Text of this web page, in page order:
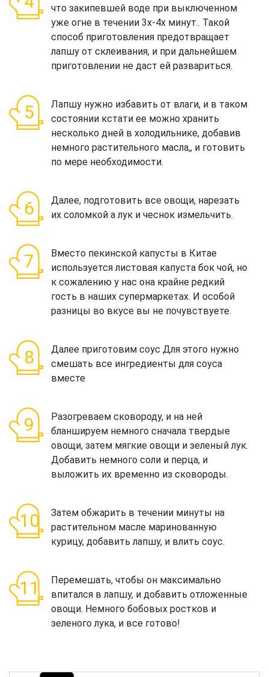
что закипевшей воде при выключенном
уже огне в течении 3х-4х минут.. Такой
способ приготовления предотвращает
лапшу от склеивания, и при дальнейшем
приготовлении не даст ей развариться.
Лапшу нужно избавить от влаги, и в таком
состоянии кстати ее можно хранить
несколько дней в холодильнике, добавив
немного растительного масла,, и готовить
по мере необходимости.
Далее, подготовить все овощи, нарезать
их соломкой а лук и чеснок измельчить.
Вместо пекинской капусты в Китае
используется листовая капуста бок чой, но
к сожалению у нас она крайне редкий
гость в наших супермаркетах. И особой
разницы во вкусе вы не почувствуете.
Далее приготовим соус Для этого нужно
смешать все ингредиенты для соуса
вместе
Разогреваем сковороду, и на ней
бланшируем немного сначала твердые
овощи, затем мягкие овощи и зеленый лук.
Добавить немного соли и перца, и
выложить их временно из сковороды.
Затем обжарить в течении минуты на
растительном масле маринованную
курицу, добавить лапшу, и влить соус.
Перемешать, чтобы он максимально
впитался в лапшу, и добавить отложенные
овощи. Немного бобовых ростков и
зеленого лука, и все готово!